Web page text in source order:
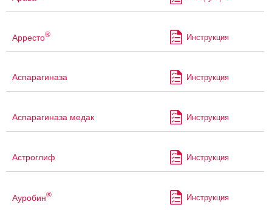
Арресто® Инструкция
Аспарагиназа Инструкция
Аспарагиназа медак Инструкция
Астроглиф Инструкция
Ауробин® Инструкция